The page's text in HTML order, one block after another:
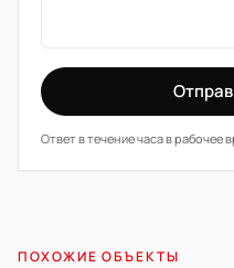
Ответ в течение часа в рабочее
ПОХОЖИЕ ОБЪЕКТЫ